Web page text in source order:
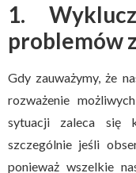
1.
problemów
Gdy zauważymy, że
rozważenie
sytuacji zaleca się
szczególnie jeśli
ponieważ wszelkie